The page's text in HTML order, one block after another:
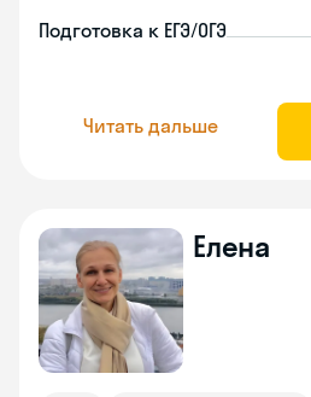
Подготовка к ЕГЭ/ОГЭ
Читать дальше
Елена